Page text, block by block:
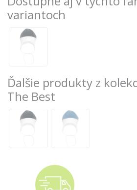
variantoch
Ďalšie produkty z
The Best